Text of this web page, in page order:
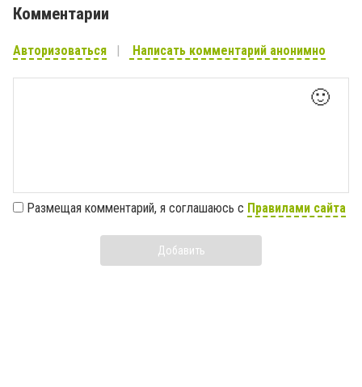
Комментарии
Авторизоваться Написать комментарий анонимно
🙂
Размещая комментарий, я соглашаюсь с Правилами сайта
Добавить